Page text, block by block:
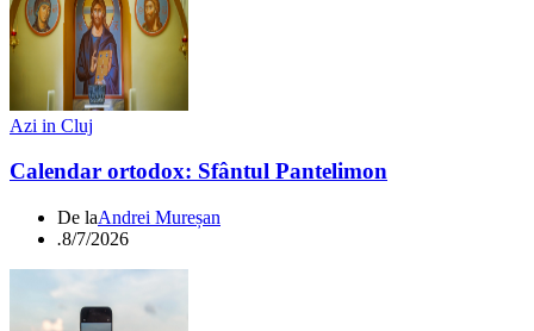
Azi in Cluj
Calendar ortodox: Sfântul Pantelimon
De laAndrei Mureșan
.8/7/2026